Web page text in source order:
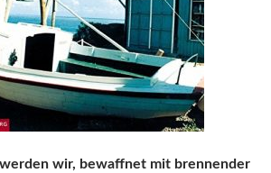
wir, bewaffnet mit brennender